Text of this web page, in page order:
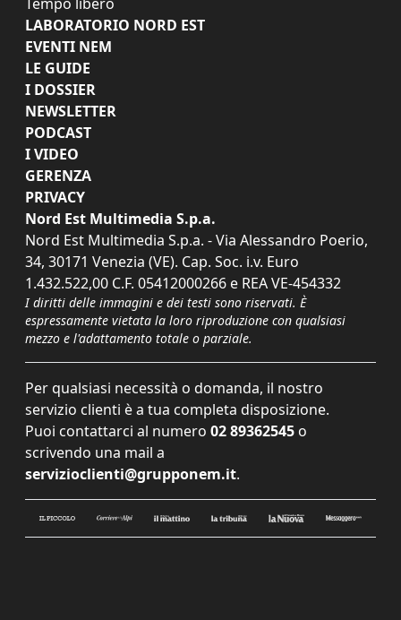
LABORATORIO NORD EST
EVENTI NEM
LE GUIDE
I DOSSIER
NEWSLETTER
PODCAST
I VIDEO
GERENZA
PRIVACY
Nord Est Multimedia S.p.a.
Nord Est Multimedia S.p.a. - Via Alessandro Poerio,
34, 30171 Venezia (VE). Cap. Soc. i.v. Euro
1.432.522,00 C.F. 05412000266 e REA VE-454332
I diritti delle immagini e dei testi sono riservati. È
espressamente vietata la loro riproduzione con qualsiasi
mezzo e l'adattamento totale o parziale.
Per qualsiasi necessità o domanda, il nostro
servizio clienti è a tua completa disposizione.
Puoi contattarci al numero 02 89362545 o
scrivendo una mail a
servizioclienti@grupponem.it.